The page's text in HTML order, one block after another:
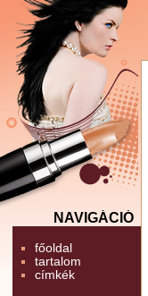
NAVIGÁCIÓ
főoldal
tartalom
címkék